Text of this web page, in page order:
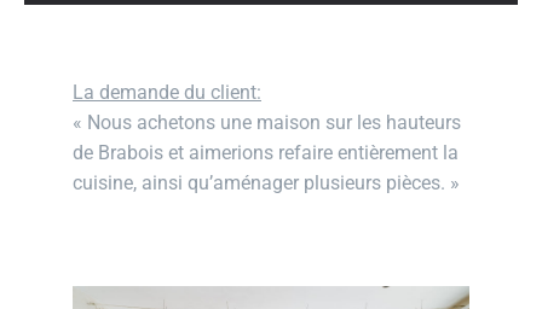
La demande du client:
« Nous achetons une maison sur les hauteurs
de Brabois et aimerions refaire entièrement la
cuisine, ainsi qu’aménager plusieurs pièces. »